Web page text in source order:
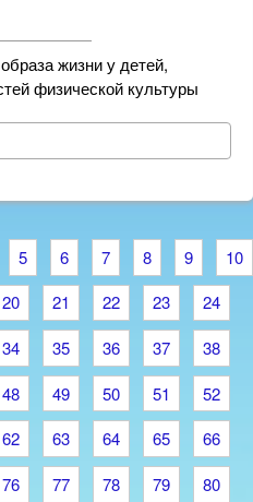
жизни у детей,
физической культуры
5 6 7 8 9
10
20 21 22 23
24
34 35 36 37
38
48 49 50 51
52
62 63 64 65
66
76 77 78 79
80